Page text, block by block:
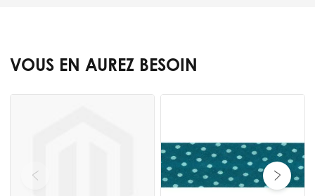
VOUS EN AUREZ BESOIN
Press to skip carousel